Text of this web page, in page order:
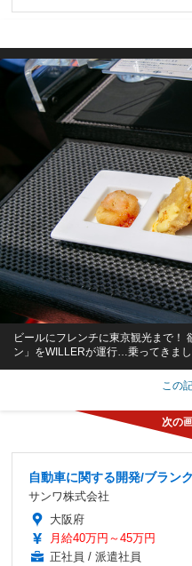
ビールにフレンチに東京観光まで！
ン」をWILLERが運行…乗ってきまし
この
自動車に関する開発/ブラン
サンワ株式会社
大阪府
月給40万円～45万円
正社員 / 派遣社員